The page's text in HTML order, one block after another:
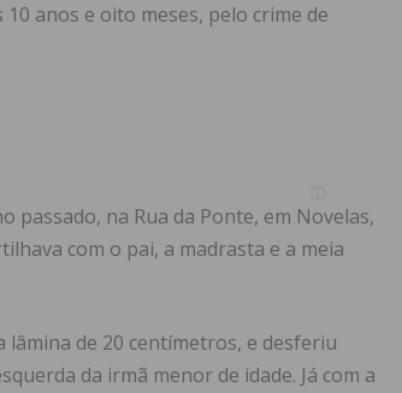
anos e oito meses, pelo crime de
passado, na Rua da Ponte, em Novelas,
com o pai, a madrasta e a meia
lâmina de 20 centímetros, e desferiu
da irmã menor de idade. Já com a